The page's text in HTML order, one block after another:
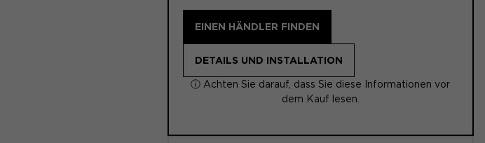
EINEN HÄNDLER FINDEN
DETAILS UND INSTALLATION
ⓘ Achten Sie darauf, dass Sie diese Informationen vor
dem Kauf lesen.